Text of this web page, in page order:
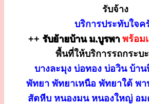
รับจ้าง
บริการประทับใจค
++ รับย้ายบ้าน ม.บูรพา พร้อม
พื้นที่ให้บริการรถกระบ
บางละมุง บ่อทอง บ่อวิน บ้า
พัทยา พัทยาเหนือ พัทยาใต้ พา
สัตหีบ หนองมน หนองใหญ่ อม